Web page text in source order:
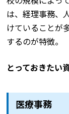
は、経理事務、
けていることが
するのが特徴。
とっておきたい
医療事務